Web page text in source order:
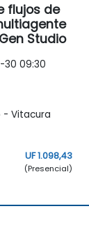
flujos de
Studio
09:30
- Vitacura
UF 1.098,43
(Presencial)